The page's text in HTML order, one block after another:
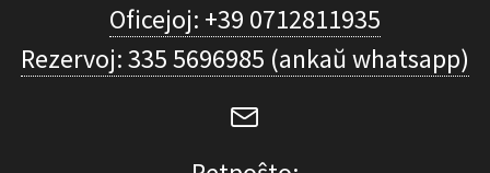
Oficejoj: +39 0712811935
Rezervoj: 335 5696985 (ankaŭ whatsapp)